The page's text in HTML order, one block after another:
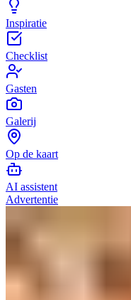
Inspiratie
Checklist
Gasten
Galerij
Op de kaart
AI assistent
Advertentie